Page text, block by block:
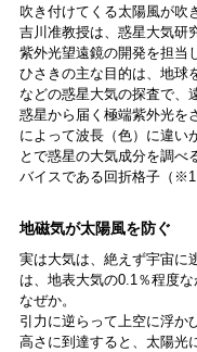
吹き付けてくる太陽風が吹
吉川准教授は、惑星大気研
紫外光望遠鏡の開発を担当
ひさきの主な目的は、地球
などの惑星大気の探査で、
惑星から届く極端紫外光を
によって波長（色）に違い
とで惑星の大気成分を調べ
バイスである回折格子（※1
地磁気が太陽風を防ぐ
実は大気は、絶えず宇宙に
は、地表大気の0.1％程度
なぜか。
引力に逆らって上空に浮か
高さに到達すると、太陽光